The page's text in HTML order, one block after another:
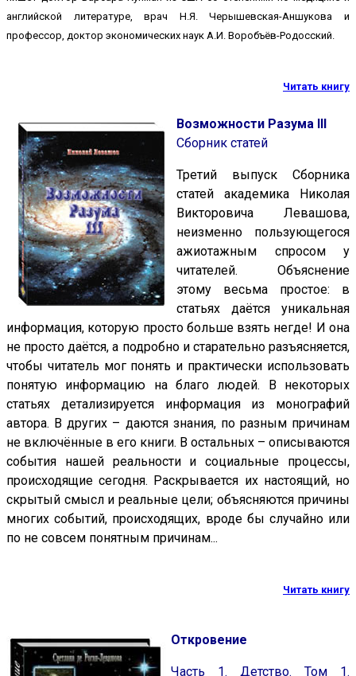
английской литературе, врач Н.Я. Черышевская-Аншукова и
профессор, доктор экономических наук А.И. Воробъёв-Родосский.
Читать книгу
Возможности Разума III
Сборник статей
Третий выпуск Сборника
статей академика Николая
Викторовича Левашова,
неизменно пользующегося
ажиотажным спросом у
читателей. Объяснение
этому весьма простое: в
статьях даётся уникальная
информация, которую просто больше взять негде! И она
не просто даётся, а подробно и старательно разъясняется,
чтобы читатель мог понять и практически использовать
понятую информацию на благо людей. В некоторых
статьях детализируется информация из монографий
автора. В других – даются знания, по разным причинам
не включённые в его книги. В остальных – описываются
события нашей реальности и социальные процессы,
происходящие сегодня. Раскрывается их настоящий, но
скрытый смысл и реальные цели; объясняются причины
многих событий, происходящих, вроде бы случайно или
по не совсем понятным причинам...
Читать книгу
Откровение
Часть 1. Детство. Том 1.